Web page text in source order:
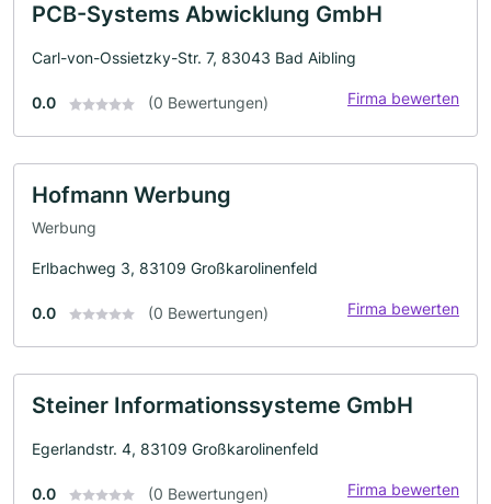
PCB-Systems Abwicklung GmbH
Carl-von-Ossietzky-Str. 7, 83043 Bad Aibling
0.0 (0 Bewertungen) Firma bewerten
Hofmann Werbung
Werbung
Erlbachweg 3, 83109 Großkarolinenfeld
0.0 (0 Bewertungen) Firma bewerten
Steiner Informationssysteme GmbH
Egerlandstr. 4, 83109 Großkarolinenfeld
0.0 (0 Bewertungen) Firma bewerten